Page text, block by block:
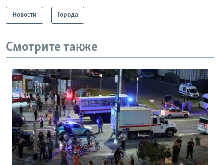
Новости Города
Смотрите также